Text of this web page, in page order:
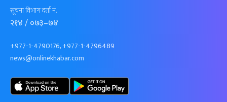
सूचना विभाग दर्ता नं.
२१४ / ०७३–७४
+977-1-4790176, +977-1-4796489
news@onlinekhabar.com